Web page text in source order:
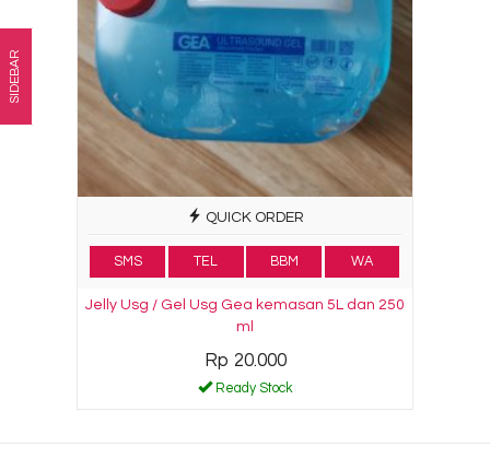
QUICK ORDER
SMS TEL BBM WA
Jelly Usg / Gel Usg Gea kemasan 5L dan 250
ml
Rp 20.000
Ready Stock
SIDEBAR